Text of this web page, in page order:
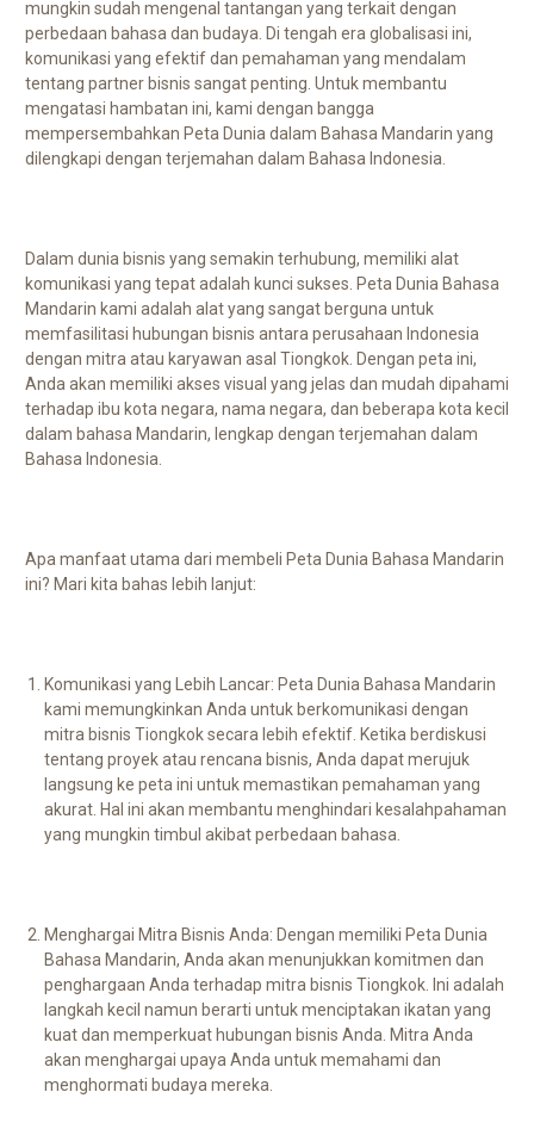
mungkin sudah mengenal tantangan yang terkait dengan
perbedaan bahasa dan budaya. Di tengah era globalisasi ini,
komunikasi yang efektif dan pemahaman yang mendalam
tentang partner bisnis sangat penting. Untuk membantu
mengatasi hambatan ini, kami dengan bangga
mempersembahkan Peta Dunia dalam Bahasa Mandarin yang
dilengkapi dengan terjemahan dalam Bahasa Indonesia.
Dalam dunia bisnis yang semakin terhubung, memiliki alat
komunikasi yang tepat adalah kunci sukses. Peta Dunia Bahasa
Mandarin kami adalah alat yang sangat berguna untuk
memfasilitasi hubungan bisnis antara perusahaan Indonesia
dengan mitra atau karyawan asal Tiongkok. Dengan peta ini,
Anda akan memiliki akses visual yang jelas dan mudah dipahami
terhadap ibu kota negara, nama negara, dan beberapa kota kecil
dalam bahasa Mandarin, lengkap dengan terjemahan dalam
Bahasa Indonesia.
Apa manfaat utama dari membeli Peta Dunia Bahasa Mandarin
ini? Mari kita bahas lebih lanjut:
Komunikasi yang Lebih Lancar: Peta Dunia Bahasa Mandarin
kami memungkinkan Anda untuk berkomunikasi dengan
mitra bisnis Tiongkok secara lebih efektif. Ketika berdiskusi
tentang proyek atau rencana bisnis, Anda dapat merujuk
langsung ke peta ini untuk memastikan pemahaman yang
akurat. Hal ini akan membantu menghindari kesalahpahaman
yang mungkin timbul akibat perbedaan bahasa.
Menghargai Mitra Bisnis Anda: Dengan memiliki Peta Dunia
Bahasa Mandarin, Anda akan menunjukkan komitmen dan
penghargaan Anda terhadap mitra bisnis Tiongkok. Ini adalah
langkah kecil namun berarti untuk menciptakan ikatan yang
kuat dan memperkuat hubungan bisnis Anda. Mitra Anda
akan menghargai upaya Anda untuk memahami dan
menghormati budaya mereka.